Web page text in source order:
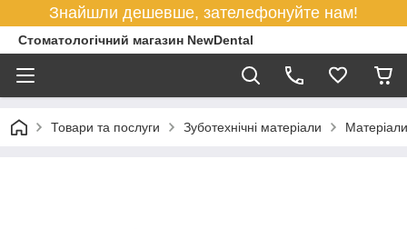
Знайшли дешевше, зателефонуйте нам!
Стоматологічний магазин NewDental
Товари та послуги Зуботехнічні матеріали